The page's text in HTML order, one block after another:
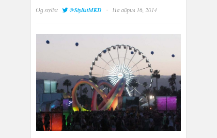
Одstylist @StylistMKD · На април 16, 2014